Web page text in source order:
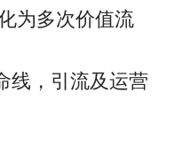
为多次价值流
线，引流及运营